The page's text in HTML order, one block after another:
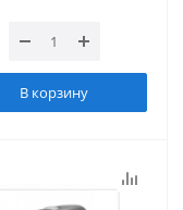
В корзину